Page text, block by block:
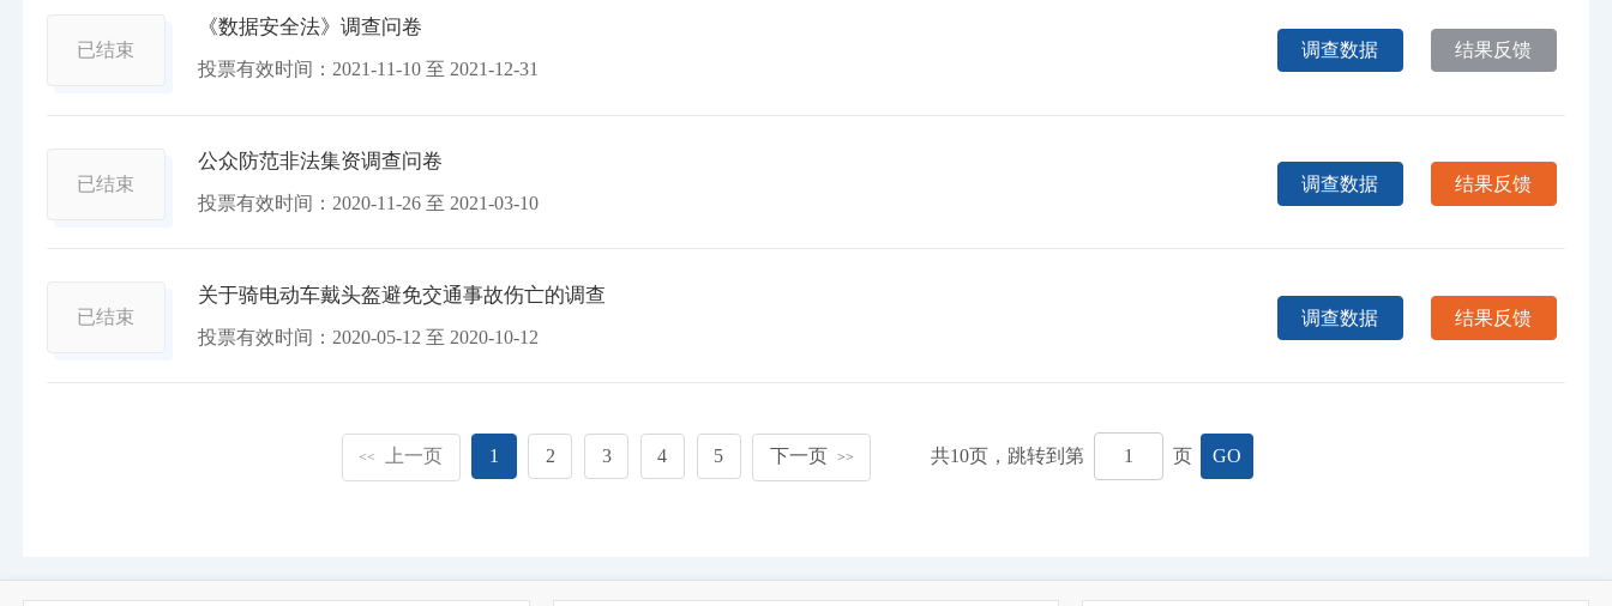
已结束
《数据安全法》调查问卷
投票有效时间： 2021-11-10至 2021-12-31
调查数据 结果反馈
已结束
公众防范非法集资调查问卷
投票有效时间： 2020-11-26至 2021-03-10
调查数据 结果反馈
已结束
关于骑电动车戴头盔避免交通事故伤亡的调查
投票有效时间： 2020-05-12 至 2020-10-12
调查数据 结果反馈
<< 上一页 1 2 3 4 5 下一页 >> 共10页，跳转到第 页 GO